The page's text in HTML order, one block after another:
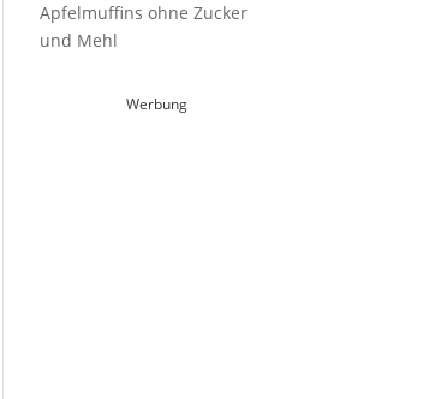
Apfelmuffins ohne Zucker
und Mehl
Werbung